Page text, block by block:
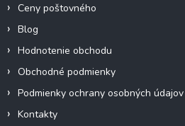
Ceny poštovného
Blog
Hodnotenie obchodu
Obchodné podmienky
Podmienky ochrany osobných údajov
Kontakty